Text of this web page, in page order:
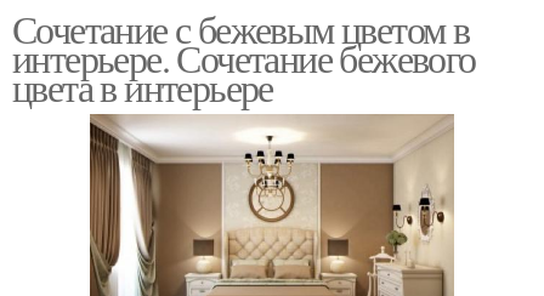
Сочетание с бежевым цветом в
интерьере. Сочетание бежевого
цвета в интерьере